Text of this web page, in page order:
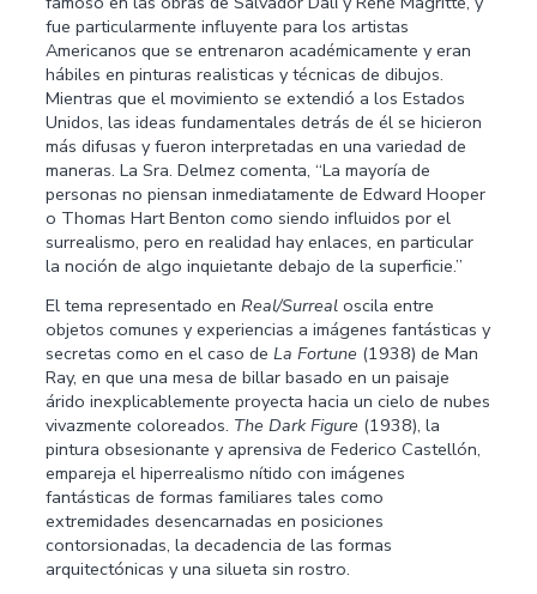
fue particularmente influyente para los artistas
Americanos que se entrenaron académicamente y eran
hábiles en pinturas realisticas y técnicas de dibujos.
Mientras que el movimiento se extendió a los Estados
Unidos, las ideas fundamentales detrás de él se hicieron
más difusas y fueron interpretadas en una variedad de
maneras. La Sra. Delmez comenta, “La mayoría de
personas no piensan inmediatamente de Edward Hooper
o Thomas Hart Benton como siendo influidos por el
surrealismo, pero en realidad hay enlaces, en particular
la noción de algo inquietante debajo de la superficie.”
El tema representado enReal/Surrealoscila entre
objetos comunes y experiencias a imágenes fantásticas y
secretas como en el caso deLa Fortune (1938) de Man
Ray, en que una mesa de billar basado en un paisaje
árido inexplicablemente proyecta hacia un cielo de nubes
vivazmente coloreados. The Dark Figure (1938), la
pintura obsesionante y aprensiva de Federico Castellón,
empareja el hiperrealismo nítido con imágenes
fantásticas de formas familiares tales como
extremidades desencarnadas en posiciones
contorsionadas, la decadencia de las formas
arquitectónicas y una silueta sin rostro.